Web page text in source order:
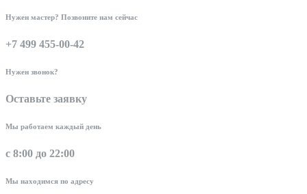
Нужен мастер? Позвоните нам сейчас
+7 499 455-00-42
Нужен звонок?
Оставьте заявку
Мы работаем каждый день
с 8:00 до 22:00
Мы находимся по адресу